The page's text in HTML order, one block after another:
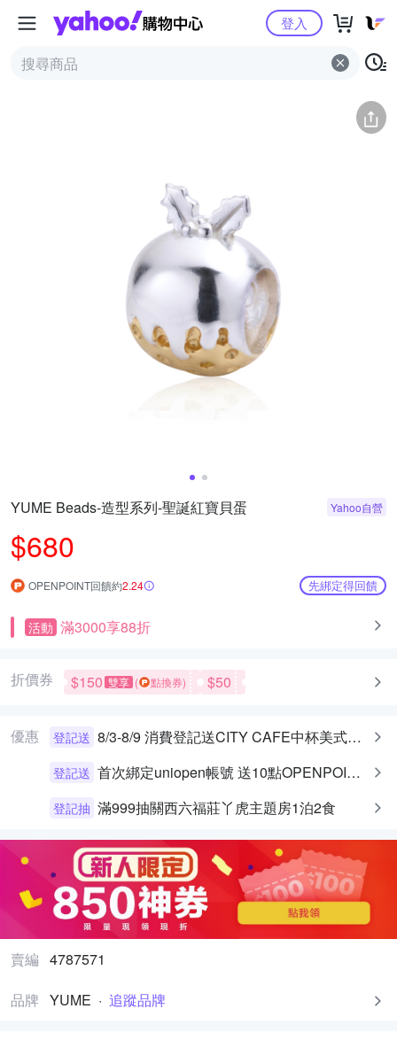
Yahoo購物中心
登入
簡介 評價 (0) 猜你喜歡
YUME Beads-造型系列-聖誕紅寶貝蛋
$680
Yahoo自營
OPENPOINT回饋約2.24 先綁定得回饋
活動 滿3000享88折
折價券 $150 雙享 ( 點換券) $50
優惠 登記送 8/3-8/9 消費登記送CITY CAFE中杯美式乙杯
登記送 首次綁定uniopen帳號 送10點OPENPOINT+統一布丁一個
登記抽 滿999抽關西六福莊丫虎主題房1泊2食
賣編 4787571
品牌 YUME · 追蹤品牌